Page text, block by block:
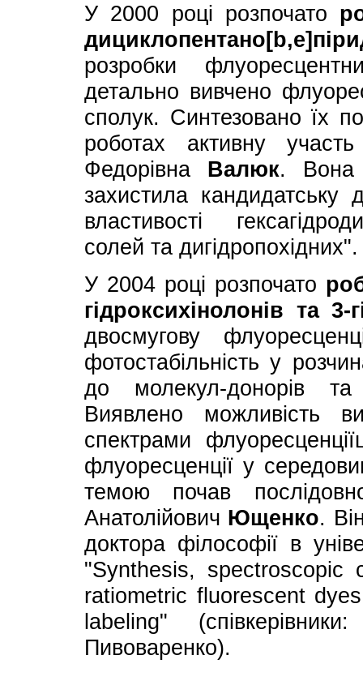
У 2000 році розпочато
розробки
детально вивчено
сполук. Синтезовано їх
роботах активну
Федорівна Валюк. Вона
захистила кандидатську
властивості
солей та дигідропохідних".
У 2004 році розпочато
гідроксихінолонів та
двосмугову
фотостабільність у
до молекул-донорів та
Виявлено можливість
спектрами
флуоресценції у
темою почав
Анатолійович Ющенко.
доктора філософії в
"Synthesis, spectroscopic
ratiometric fluorescent
labeling"
Пивоваренко).